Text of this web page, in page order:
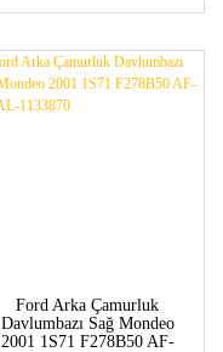
Ford Arka Çamurluk
Davlumbazı Sağ Mondeo
2001 1S71 F278B50 AF-